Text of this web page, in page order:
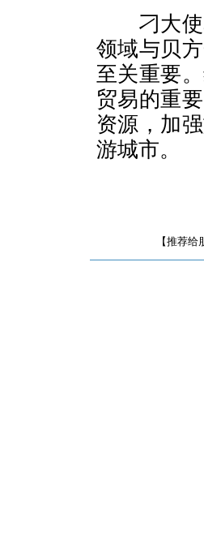
刁大
领域与贝
至关重要
贸易的重
资源，加
游城市。
【推荐给